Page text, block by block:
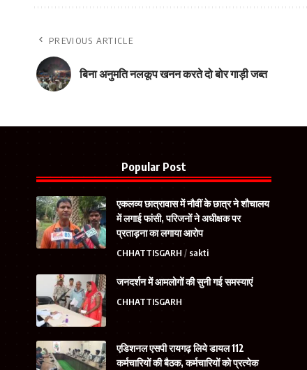
PREVIOUS ARTICLE
बिना अनुमति नलकूप खनन करते दो बोर गाड़ी जब्त
Popular Post
एकलव्य छात्रावास में नौवीं के छात्र ने शौचालय
में लगाई फांसी, परिजनों ने अधीक्षक पर
प्रताड़ना का लगाया आरोप
CHHATTISGARH sakti
जनदर्शन में आमलोगों की सुनी गई समस्याएं
CHHATTISGARH
एडिशनल एसपी रायगढ़ लिये डायल 112
कर्मचारियों की बैठक, कर्मचारियों को प्रत्येक